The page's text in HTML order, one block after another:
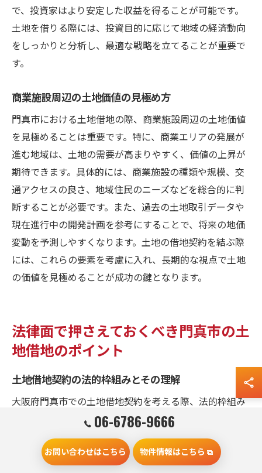
で、投資家はより安定した収益を得ることが可能です。
土地を借りる際には、投資目的に応じて地域の経済動向
をしっかりと分析し、最適な戦略を立てることが重要で
す。
商業施設周辺の土地価値の見極め方
門真市における土地借地の際、商業施設周辺の土地価値
を見極めることは重要です。特に、商業エリアの発展が
進む地域は、土地の需要が高まりやすく、価値の上昇が
期待できます。具体的には、商業施設の種類や規模、交
通アクセスの良さ、地域住民のニーズなどを総合的に判
断することが必要です。また、過去の土地取引データや
現在進行中の開発計画を参考にすることで、将来の地価
変動を予測しやすくなります。土地の借地契約を結ぶ際
には、これらの要素を考慮に入れ、長期的な視点で土地
の価値を見極めることが成功の鍵となります。
法律面で押さえておくべき門真市の土
地借地のポイント
土地借地契約の法的枠組みとその理解
大阪府門真市での土地借地契約を考える際、法的枠組み
の理解は不可欠です。土地借地は基本的に借地借家法に
よって規定されており、借地権者の権利や義務が明確に
されています。契約書には、土地の利用目的、賃料、契
06-6786-9666
お問い合わせはこちら 物件情報はこちら